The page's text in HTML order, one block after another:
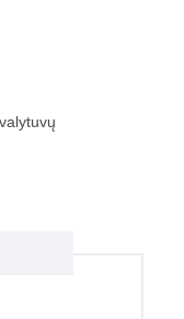
valytuvų